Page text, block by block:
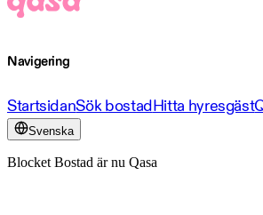
Navigering
StartsidanSök bostadHitta hyresgäst
Svenska
Blocket Bostad är nu Qasa